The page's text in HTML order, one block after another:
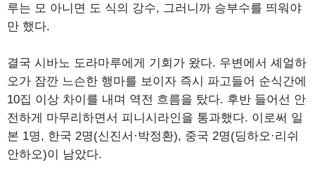
루는 모 아니면 도 식의 강수, 그러니까 승부수를 띄워야
만 했다.
결국 시바노 도라마루에게 기회가 왔다. 우변에서 셰얼하
오가 잠깐 느슨한 행마를 보이자 즉시 파고들어 순식간에
10집 이상 차이를 내며 역전 흐름을 탔다. 후반 들어선 안
전하게 마무리하면서 피니시라인을 통과했다. 이로써 일
본 1명, 한국 2명(신진서·박정환), 중국 2명(딩하오·리쉬
안하오)이 남았다.